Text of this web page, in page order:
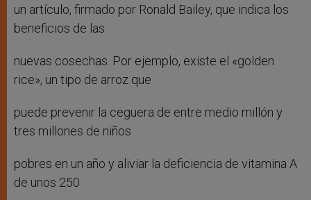
un artículo, firmado por Ronald Bailey, que indica los
beneficios de las
nuevas cosechas. Por ejemplo, existe el «golden
rice», un tipo de arroz que
puede prevenir la ceguera de entre medio millón y
tres millones de niños
pobres en un año y aliviar la deficiencia de vitamina A
de unos 250